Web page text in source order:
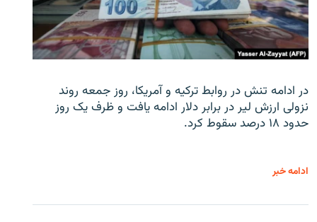
در ادامه تنش در روابط ترکیه و آمریکا، روز جمعه روند
نزولی ارزش لیر در برابر دلار ادامه یافت و ظرف یک روز
حدود ۱۸ درصد سقوط کرد.
ادامه خبر